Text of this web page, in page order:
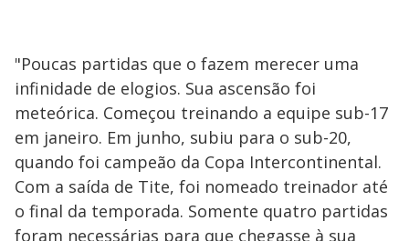
"Poucas partidas que o fazem merecer uma
infinidade de elogios. Sua ascensão foi
meteórica. Começou treinando a equipe sub-17
em janeiro. Em junho, subiu para o sub-20,
quando foi campeão da Copa Intercontinental.
Com a saída de Tite, foi nomeado treinador até
o final da temporada. Somente quatro partidas
foram necessárias para que chegasse à sua